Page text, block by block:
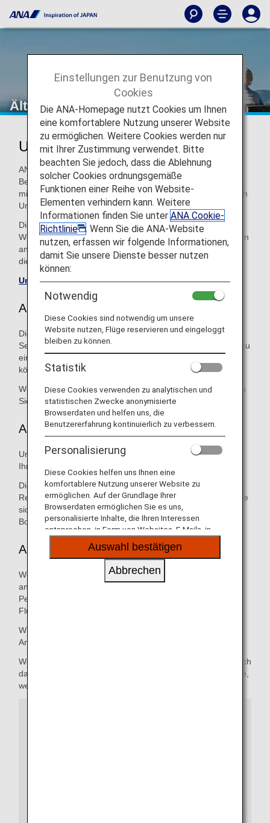
Ältere Reisende
Unterstützung für ältere Reisende
ANA bietet Reisenden ab 65 Jahren, die alleine reisen,
Betreuungsleistungen an. Bitte kontaktieren Sie uns
mindestens 72 Stunden im Voraus, wenn Sie voraussichtlich
Unterstützung benötigen.
Dieser Service gilt nur auf von ANA durchgeführten Flügen.
Wenden Sie sich bei Codeshare-Flügen und Flügen, die von
anderen Fluggesellschaften durchgeführt werden, bitte an
die durchführende Fluggesellschaft.
Unterstützung durch ANA am Flughafen
Abflughafen
Die ANA-Unterstützung umfasst die Begleitung eines
Senioren vom Check-in-Schalter zum Boarding Gate oder zu
einer ANA-Lounge für berechtigte Passagiere. Rollstühle
können an allen Flughäfen ausgeliehen werden.
Wenn Sie den Pre-Boarding-Service nutzen möchten, teilen
Sie dies bitte dem Personal am Boarding Gate mit.
An Bord
Unser Kabinenpersonal hilft Ihnen gerne beim Verstauen
Ihres Gepäcks.
Die meisten unserer Flugzeuge sind zur Erleichterung Ihrer
Reise mit einem Bordrollstuhl ausgestattet. Bitte wenden Sie
sich an ein Mitglied des Kabinenpersonals, wenn Sie den
Bordrollstuhl benutzen möchten.
Ankunft/Verbindungen
Wenn Sie Unterstützung beim Verlassen des Flugzeugs
angefordert haben, bleiben Sie bitte sitzen, bis unser
Personal an Ihren Sitzplatz kommt, um Sie aus dem
Flugzeug zu begleiten.
Wir begleiten ältere Passagiere vom Flugzeug in die
Ankunftshalle oder in den Passagierabholbereich.
Wenn Sie einen Anschlussflug haben, begleiten wir Sie durch
das Terminal zu Ihrem nächsten Flug oder zu einem Shuttle,
wenn der Flug von einem anderen Terminal abfliegt.
Einstellungen zur Benutzung von
Cookies
Die ANA-Homepage nutzt Cookies um Ihnen
eine komfortablere Nutzung unserer Website
zu ermöglichen. Weitere Cookies werden nur
mit Ihrer Zustimmung verwendet. Bitte
beachten Sie jedoch, dass die Ablehnung
solcher Cookies ordnungsgemäße
Funktionen einer Reihe von Website-
Elementen verhindern kann. Weitere
Informationen finden Sie unter ANA Cookie-
Richtlinie
. Wenn Sie die ANA-Website
nutzen, erfassen wir folgende Informationen,
damit Sie unsere Dienste besser nutzen
können:
Notwendig
Diese Cookies sind notwendig um unsere
Website nutzen, Flüge reservieren und eingeloggt
bleiben zu können.
Statistik
Diese Cookies verwenden zu analytischen und
statistischen Zwecke anonymisierte
Browserdaten und helfen uns, die
Benutzererfahrung kontinuierlich zu verbessern.
Personalisierung
Diese Cookies helfen uns Ihnen eine
komfortablere Nutzung unserer Website zu
ermöglichen. Auf der Grundlage Ihrer
Browserdaten ermöglichen Sie es uns,
personalisierte Inhalte, die Ihren Interessen
entsprechen, in Form von Websites, E-Mails, in
sozialen Medien und Werbung anzubieten.
Auswahl bestätigen
Abbrechen